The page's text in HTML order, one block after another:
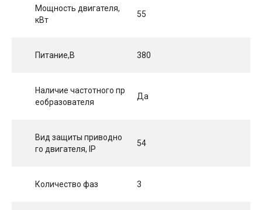
Мощность двигателя,
кВт
55
Питание,В 380
Наличие частотного пр
еобразователя
Да
Вид защиты приводно
го двигателя, IP
54
Количество фаз 3